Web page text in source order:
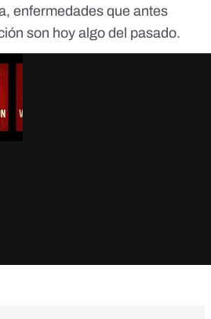
enfermedades que antes
son hoy algo del pasado.